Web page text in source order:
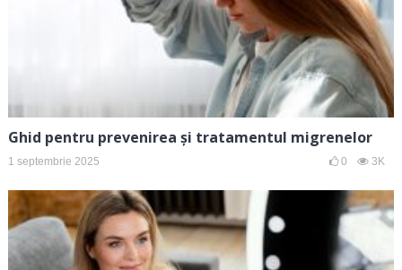
Ghid pentru prevenirea și tratamentul migrenelor
1 septembrie 2025 0 3K